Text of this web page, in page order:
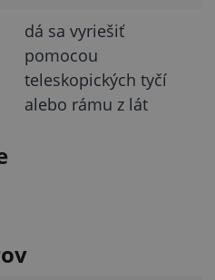
dá sa vyriešiť
pomocou
teleskopických tyčí
alebo rámu z lát